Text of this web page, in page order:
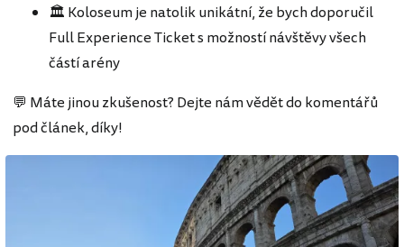
🏛️ Koloseum je natolik unikátní, že bych doporučil
Full Experience Ticket s možností návštěvy všech
částí arény
💬 Máte jinou zkušenost? Dejte nám vědět do komentářů
pod článek, díky!